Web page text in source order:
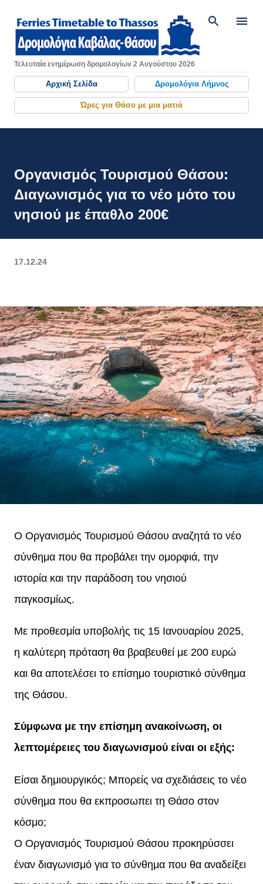
Μετάβαση στο κύριο περιεχόμενο
Τελευταία ενημέρωση δρομολογίων 2 Αυγούστου 2026
Αρχική Σελίδα Δρομολόγια Λήμνος
Ώρες για Θάσο με μια ματιά
Οργανισμός Τουρισμού Θάσου:
Διαγωνισμός για το νέο μότο του
νησιού με έπαθλο 200€
17.12.24
Ο Οργανισμός Τουρισμού Θάσου αναζητά το νέο
σύνθημα που θα προβάλει την ομορφιά, την
ιστορία και την παράδοση του νησιού
παγκοσμίως.
Με προθεσμία υποβολής τις 15 Ιανουαρίου 2025,
η καλύτερη πρόταση θα βραβευθεί με 200 ευρώ
και θα αποτελέσει το επίσημο τουριστικό σύνθημα
της Θάσου.
Σύμφωνα με την επίσημη ανακοίνωση, οι
λεπτομέρειες του διαγωνισμού είναι οι εξής:
Είσαι δημιουργικός; Μπορείς να σχεδιάσεις το νέο
σύνθημα που θα εκπροσωπει τη Θάσο στον
κόσμο;
Ο Οργανισμός Τουρισμού Θάσου προκηρύσσει
έναν διαγωνισμό για το σύνθημα που θα αναδείξει